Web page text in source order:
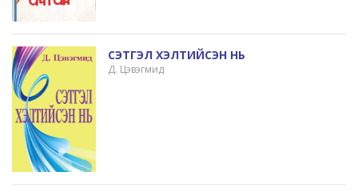
СЭТГЭЛ ХЭЛТИЙСЭН НЬ
Д. Цэвэгмид